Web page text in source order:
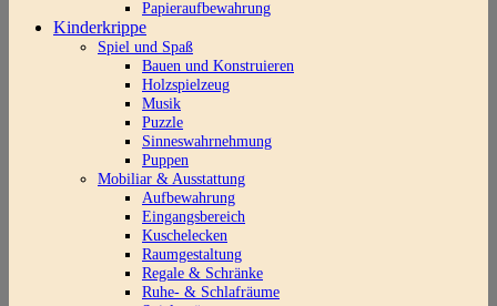
Papieraufbewahrung
Kinderkrippe
Spiel und Spaß
Bauen und Konstruieren
Holzspielzeug
Musik
Puzzle
Sinneswahrnehmung
Puppen
Mobiliar & Ausstattung
Aufbewahrung
Eingangsbereich
Kuschelecken
Raumgestaltung
Regale & Schränke
Ruhe- & Schlafräume